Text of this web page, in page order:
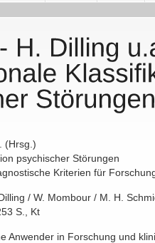
(Hrsg.)
psychischer Störungen
Kriterien für
/ W. Mombour / M. H.
S., Kt
Anwender in Forschung und